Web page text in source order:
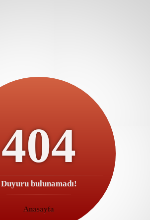
404
Duyuru bulunamadı!
Anasayfa